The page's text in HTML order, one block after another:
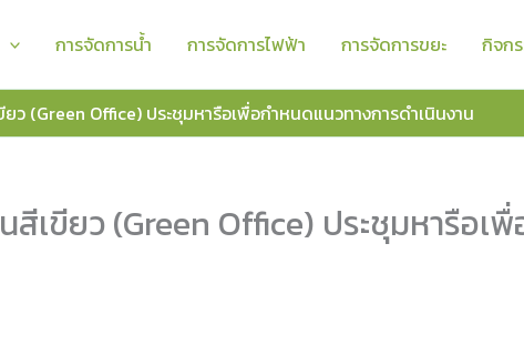
การจัดการน้ำ การจัดการไฟฟ้า การจัดการขยะ กิจก
ว (Green Office) ประชุมหารือเพื่อกำหนดแนวทางการดำเนินงาน
เขียว (Green Office) ประชุมหารือเ